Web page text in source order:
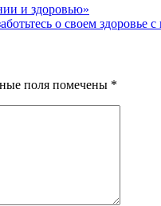
и здоровью»
о своем здоровье
поля помечены *